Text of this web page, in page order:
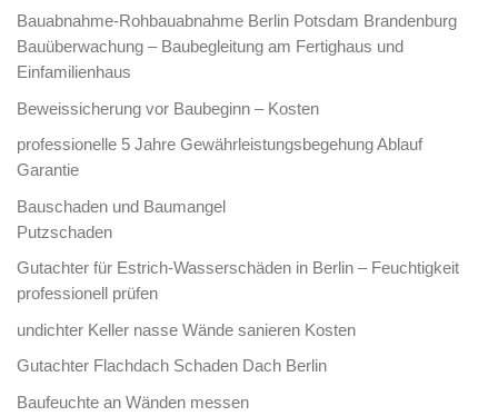
Bauabnahme-Rohbauabnahme Berlin Potsdam Brandenburg
Bauüberwachung – Baubegleitung am Fertighaus und
Einfamilienhaus
Beweissicherung vor Baubeginn – Kosten
professionelle 5 Jahre Gewährleistungsbegehung Ablauf
Garantie
Bauschaden und Baumangel
Putzschaden
Gutachter für Estrich-Wasserschäden in Berlin – Feuchtigkeit
professionell prüfen
undichter Keller nasse Wände sanieren Kosten
Gutachter Flachdach Schaden Dach Berlin
Baufeuchte an Wänden messen